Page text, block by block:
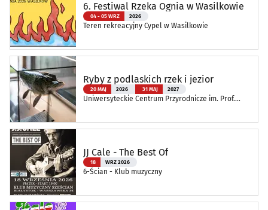
6. Festiwal Rzeka Ognia w Wasilkowie
04 - 05 WRZ 2026
Teren rekreacyjny Cypel w Wasilkowie
Ryby z podlaskich rzek i jezior
20 MAJ 2026 31 MAJ 2027
Uniwersyteckie Centrum Przyrodnicze im. Prof.
JJ Cale - The Best Of
18 WRZ 2026
6-Ścian - Klub muzyczny